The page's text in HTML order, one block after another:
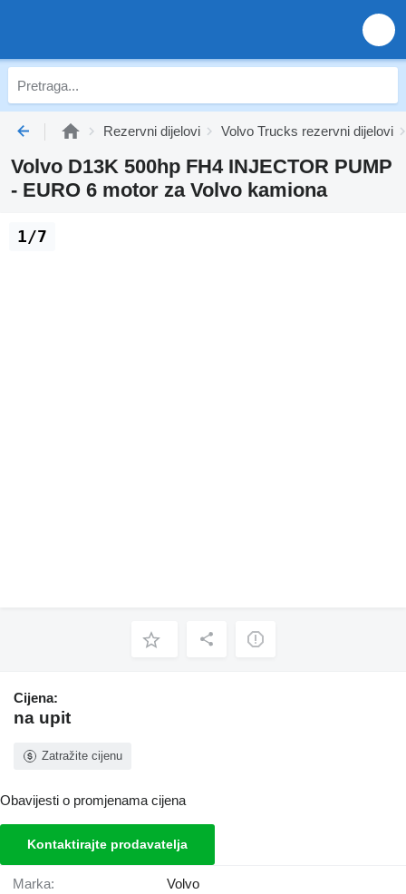
Rezervni dijelovi Volvo Trucks rezervni dijelovi
Volvo D13K 500hp FH4 INJECTOR PUMP
- EURO 6 motor za Volvo kamiona
1/7
Cijena:
na upit
Zatražite cijenu
Obavijesti o promjenama cijena
Kontaktirajte prodavatelja
Marka: Volvo